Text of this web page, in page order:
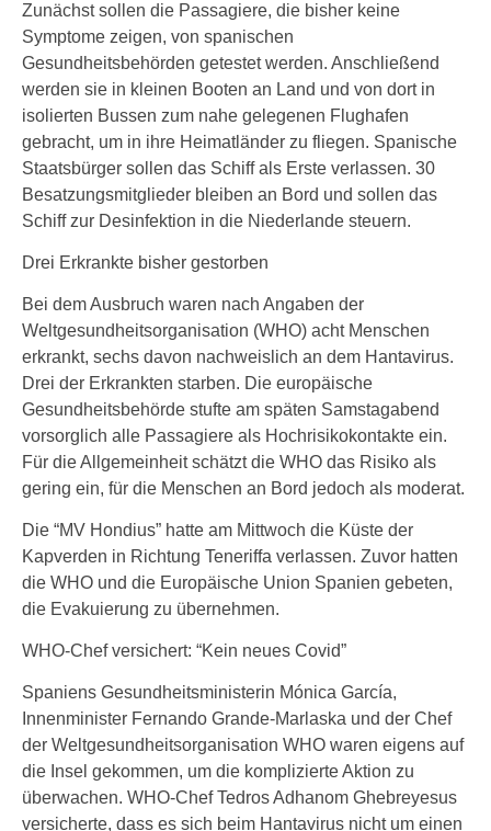
Zunächst sollen die Passagiere, die bisher keine
Symptome zeigen, von spanischen
Gesundheitsbehörden getestet werden. Anschließend
werden sie in kleinen Booten an Land und von dort in
isolierten Bussen zum nahe gelegenen Flughafen
gebracht, um in ihre Heimatländer zu fliegen. Spanische
Staatsbürger sollen das Schiff als Erste verlassen. 30
Besatzungsmitglieder bleiben an Bord und sollen das
Schiff zur Desinfektion in die Niederlande steuern.
Drei Erkrankte bisher gestorben
Bei dem Ausbruch waren nach Angaben der
Weltgesundheitsorganisation (WHO) acht Menschen
erkrankt, sechs davon nachweislich an dem Hantavirus.
Drei der Erkrankten starben. Die europäische
Gesundheitsbehörde stufte am späten Samstagabend
vorsorglich alle Passagiere als Hochrisikokontakte ein.
Für die Allgemeinheit schätzt die WHO das Risiko als
gering ein, für die Menschen an Bord jedoch als moderat.
Die “MV Hondius” hatte am Mittwoch die Küste der
Kapverden in Richtung Teneriffa verlassen. Zuvor hatten
die WHO und die Europäische Union Spanien gebeten,
die Evakuierung zu übernehmen.
WHO-Chef versichert: “Kein neues Covid”
Spaniens Gesundheitsministerin Mónica García,
Innenminister Fernando Grande-Marlaska und der Chef
der Weltgesundheitsorganisation WHO waren eigens auf
die Insel gekommen, um die komplizierte Aktion zu
überwachen. WHO-Chef Tedros Adhanom Ghebreyesus
versicherte, dass es sich beim Hantavirus nicht um einen